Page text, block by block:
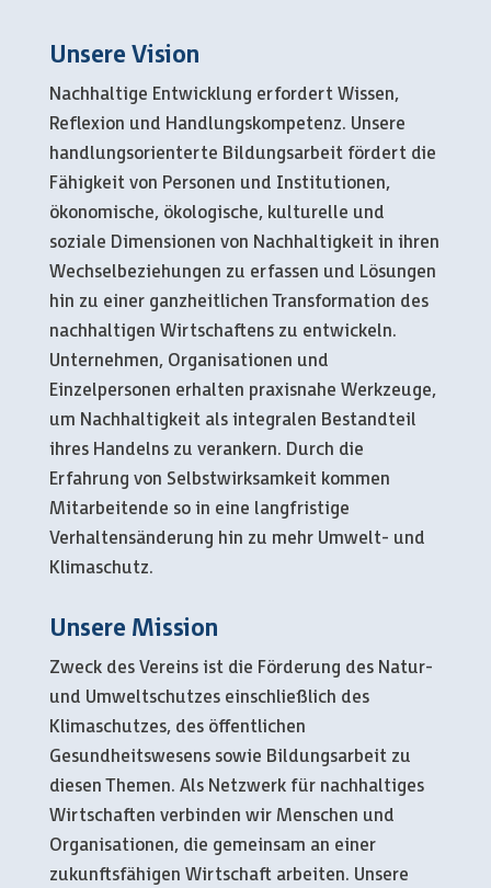
Unsere Vision
Nachhaltige Entwicklung erfordert Wissen,
Reflexion und Handlungskompetenz. Unsere
handlungsorienterte Bildungsarbeit fördert die
Fähigkeit von Personen und Institutionen,
ökonomische, ökologische, kulturelle und
soziale Dimensionen von Nachhaltigkeit in ihren
Wechselbeziehungen zu erfassen und Lösungen
hin zu einer ganzheitlichen Transformation des
nachhaltigen Wirtschaftens zu entwickeln.
Unternehmen, Organisationen und
Einzelpersonen erhalten praxisnahe Werkzeuge,
um Nachhaltigkeit als integralen Bestandteil
ihres Handelns zu verankern. Durch die
Erfahrung von Selbstwirksamkeit kommen
Mitarbeitende so in eine langfristige
Verhaltensänderung hin zu mehr Umwelt- und
Klimaschutz.
Unsere Mission
Zweck des Vereins ist die Förderung des Natur-
und Umweltschutzes einschließlich des
Klimaschutzes, des öffentlichen
Gesundheitswesens sowie Bildungsarbeit zu
diesen Themen. Als Netzwerk für nachhaltiges
Wirtschaften verbinden wir Menschen und
Organisationen, die gemeinsam an einer
zukunftsfähigen Wirtschaft arbeiten. Unsere